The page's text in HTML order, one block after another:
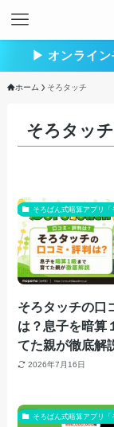
▶︎ オンライン
ホーム そろタッチ
そろタッチ
そろばん式暗算アプリ「
そろタッチの口
は？息子を暗算
てた親が徹底解
2026年7月16日
そろばん式暗算アプリ「